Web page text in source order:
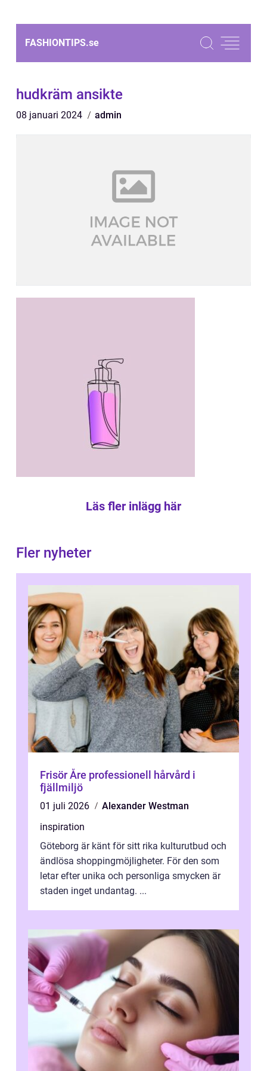
FASHIONTIPS.se
hudkräm ansikte
08 januari 2024 admin
Läs fler inlägg här
Fler nyheter
Frisör Åre professionell hårvård i
fjällmiljö
01 juli 2026
Alexander Westman
inspiration
Göteborg är känt för sitt rika kulturutbud och
ändlösa shoppingmöjligheter. För den som
letar efter unika och personliga smycken är
staden inget undantag. ...